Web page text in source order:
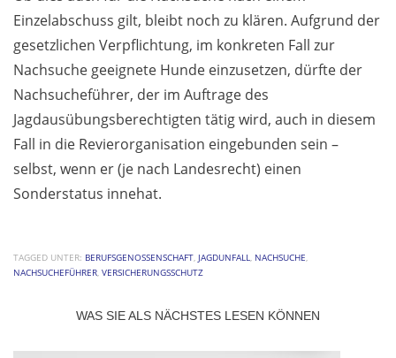
Einzelabschuss gilt, bleibt noch zu klären. Aufgrund der
gesetzlichen Verpflichtung, im konkreten Fall zur
Nachsuche geeignete Hunde einzusetzen, dürfte der
Nachsucheführer, der im Auftrage des
Jagdausübungsberechtigten tätig wird, auch in diesem
Fall in die Revierorganisation eingebunden sein –
selbst, wenn er (je nach Landesrecht) einen
Sonderstatus innehat.
TAGGED UNTER: BERUFSGENOSSENSCHAFT JAGDUNFALL NACHSUCHE
NACHSUCHEFÜHRER VERSICHERUNGSSCHUTZ
WAS SIE ALS NÄCHSTES LESEN KÖNNEN